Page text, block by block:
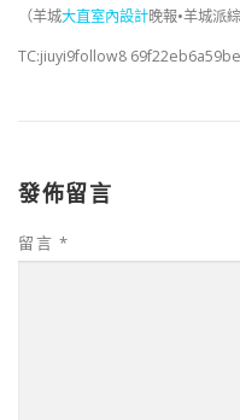
（羊城大直室內設計晚報•羊城派
TC:jiuyi9follow8
發佈留言
留言 *